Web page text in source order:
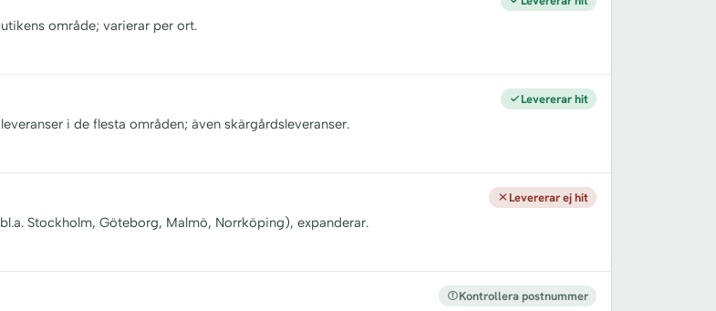
område; varierar per ort.
i de flesta områden; även skärgårdsleveranser.
Levererar hit
Stockholm, Göteborg, Malmö, Norrköping), expanderar.
Levererar ej hit
Kontrollera postnummer